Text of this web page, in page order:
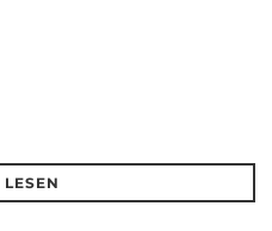
LESEN